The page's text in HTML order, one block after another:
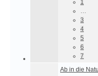
1
3
4
5
6
7
Ab in die